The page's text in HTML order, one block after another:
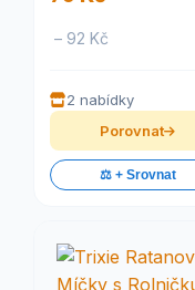
– 92 Kč
2 nabídky
Porovnat
⚖️ + Srovnat